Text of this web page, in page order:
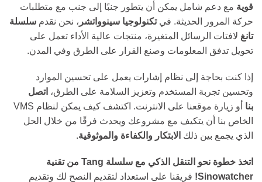
قوية مع دعم شامل يمكن أن يتطور جنبًا إلى جنب مع متطلبات
حركة المرور الحديثة. فيتكنولوجيا سينوواتشر ، نحن نقدم سلسلة
تانغ لافتات الرسائل المتغيرة، منتجات عالية الأداء تعمل على
تحويل تدفق المعلومات وصنع القرار على الطرق وفي المدن.
إذا كنت بحاجة إلى نظام إشارات يعمل على تحسين الموارد
وتحسين تجربة المستخدم وتعزيز السلامة على الطرق، اتصل
بنا
أو زيارة موقعنا على الانترنت. اكتشف كيف يمكن لنظام VMS
الخاص بنا أن يتكيف مع مشروعك ويحدث فرقًا من خلال الحل
الذي يجمع بين ذلك الابتكار والكفاءة والموثوقية.
اتخذ خطوة نحو التنقل الذكي مع سلسلة Tang من تقنية
Sinowatcher! فريقنا على استعداد لتقديم النصح لك وتقديم